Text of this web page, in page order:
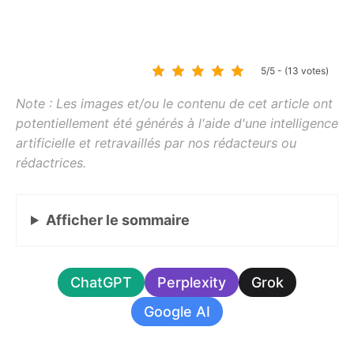
5/5 - (13 votes)
Afficher le sommaire
ChatGPT Perplexity
Grok
Google AI